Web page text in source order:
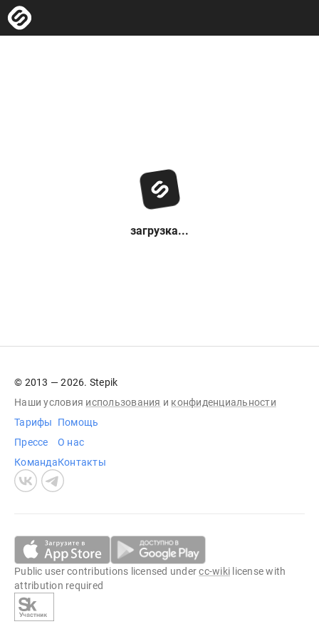
загрузка...
© 2013 — 2026. Stepik
Наши условия использования и конфиденциальности
Тарифы
Прессе
Команда
Помощь
О нас
Контакты
Public user contributions licensed undercc-wiki license with
attribution required